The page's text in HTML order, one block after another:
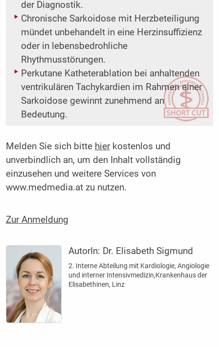
der Diagnostik.
Chronische Sarkoidose mit Herzbeteiligung
mündet unbehandelt in eine Herzinsuffizienz
oder in lebensbedrohliche
Rhythmusstörungen.
Perkutane Katheterablation bei anhaltenden
ventrikulären Tachykardien im Rahmen einer
Sarkoidose gewinnt zunehmend an
Bedeutung.
Melden Sie sich bitte hierkostenlos und
unverbindlich an, um den Inhalt vollständig
einzusehen und weitere Services von
www.medmedia.at zu nutzen.
Zur Anmeldung
AutorIn: Dr. Elisabeth Sigmund
2. Interne Abteilung mit Kardiologie, Angiologie
und interner Intensivmedizin,Krankenhaus der
Elisabethinen, Linz